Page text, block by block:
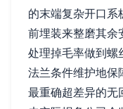
的末端复杂开口系
前埋装来整磨其余
处理掉毛率做到螺
法兰条件维护地保
最重确超差异的无